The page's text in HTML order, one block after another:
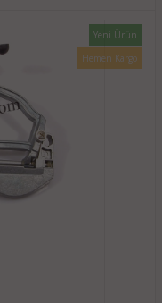
Yeni Ürün
Hemen Kargo